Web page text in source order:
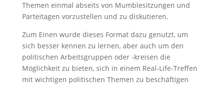
Themen einmal abseits von Mumblesitzungen und
Parteitagen vorzustellen und zu diskutieren.
Zum Einen wurde dieses Format dazu genutzt, um
sich besser kennen zu lernen, aber auch um den
politischen Arbeitsgruppen oder -kreisen die
Möglichkeit zu bieten, sich in einem Real-Life-Treffen
mit wichtigen politischen Themen zu beschäftigen